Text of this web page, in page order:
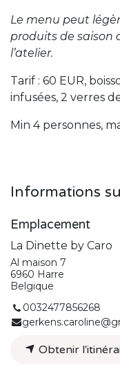
Le menu peut
produits de saison
l’atelier.
Tarif : 60 EUR,
infusées, 2 verres
Min 4 personnes,
Informations
Emplacement
La Dinette by Caro
Al maison 7
6960 Harre
Belgique
0032477856268
Obtenir